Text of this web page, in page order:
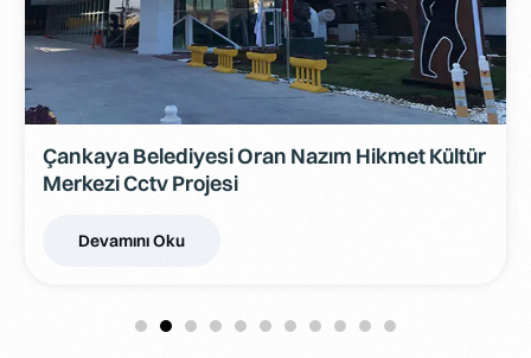
Çankaya Belediyesi Oran Nazım Hikmet Kültür
Merkezi Cctv Projesi
Devamını Oku